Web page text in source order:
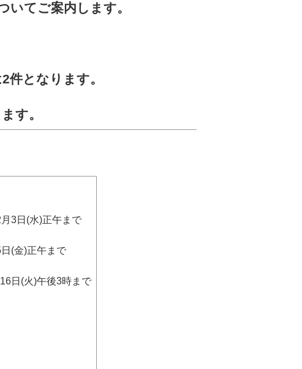
いてご案内します。
件となります。
す。
3日(水)正午まで
(金)正午まで
日(火)午後3時まで